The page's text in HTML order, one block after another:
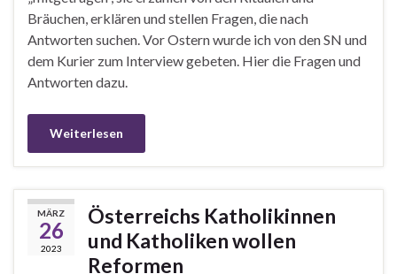
Bräuchen, erklären und stellen Fragen, die nach
Antworten suchen. Vor Ostern wurde ich von den SN und
dem Kurier zum Interview gebeten. Hier die Fragen und
Antworten dazu.
Weiterlesen
MÄRZ
26
2023
Österreichs Katholikinnen
und Katholiken wollen
Reformen